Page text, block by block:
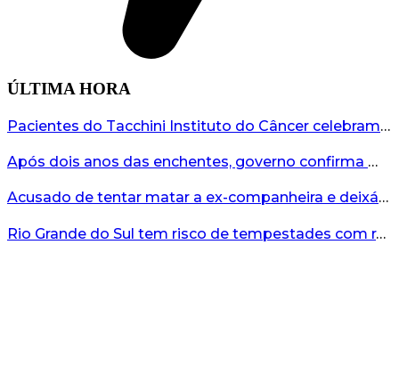
ÚLTIMA HORA
Pacientes do Tacchini Instituto do Câncer celebram Dia dos Pais com cuidado e relaxamento...
Após dois anos das enchentes, governo confirma mais de R$19 milhões para nova ponte no Vale do Taquari...
Acusado de tentar matar a ex-companheira e deixá-la paraplégica é condenado na Serra Gaúcha...
Rio Grande do Sul tem risco de tempestades com rajadas de ventos nos próximos dias...